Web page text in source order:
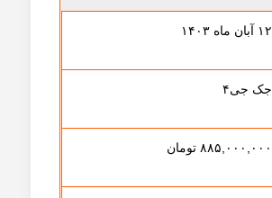
۱۲ آبان ماه ۱۴۰۳
جک جی۴
۸۸۵,۰۰۰,۰۰۰ تومان